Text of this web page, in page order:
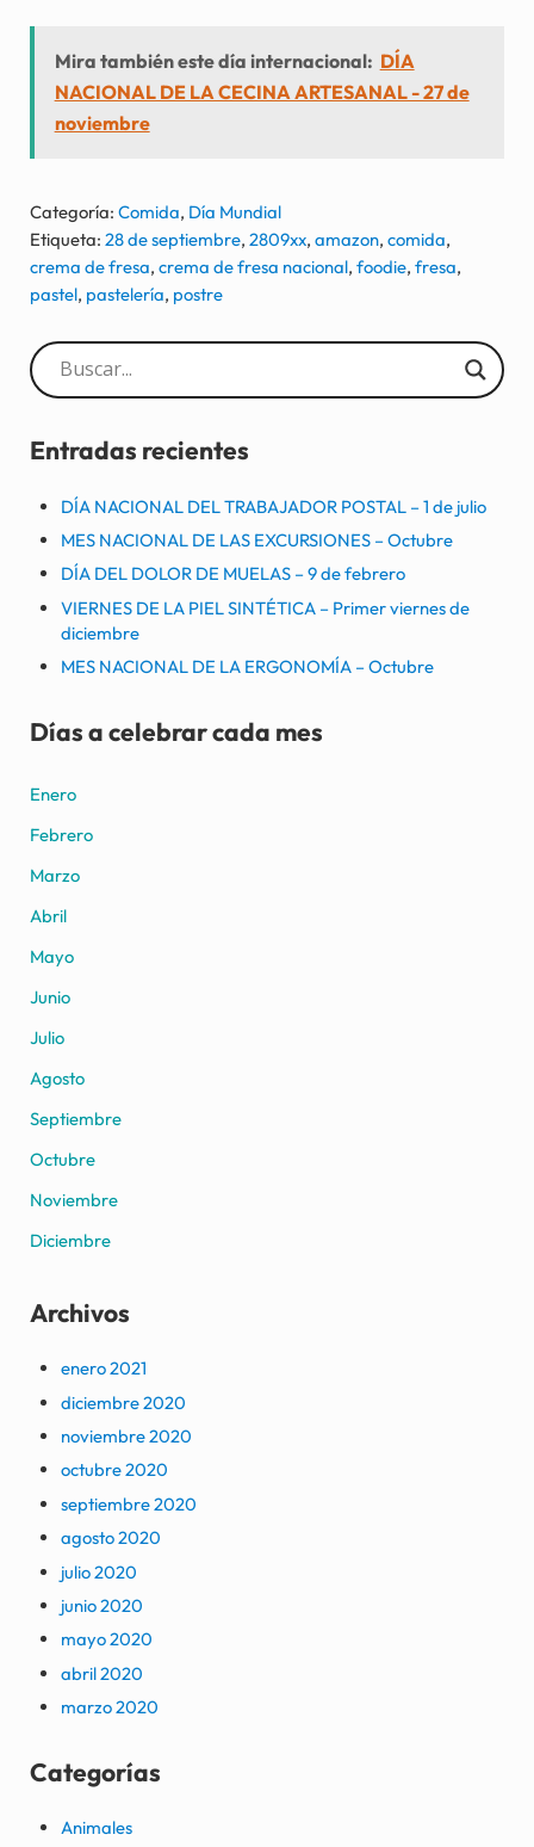
Mira también este día internacional: DÍA
NACIONAL DE LA CECINA ARTESANAL - 27 de
noviembre
Categoría: Comida, Día Mundial
Etiqueta: 28 de septiembre, 2809xx, amazon, comida,
crema de fresa, crema de fresa nacional, foodie, fresa,
pastel, pastelería, postre
Sidebar
Entradas recientes
DÍA NACIONAL DEL TRABAJADOR POSTAL – 1 de julio
MES NACIONAL DE LAS EXCURSIONES – Octubre
DÍA DEL DOLOR DE MUELAS – 9 de febrero
VIERNES DE LA PIEL SINTÉTICA – Primer viernes de
diciembre
MES NACIONAL DE LA ERGONOMÍA – Octubre
Días a celebrar cada mes
Enero
Febrero
Marzo
Abril
Mayo
Junio
Julio
Agosto
Septiembre
Octubre
Noviembre
Diciembre
Archivos
enero 2021
diciembre 2020
noviembre 2020
octubre 2020
septiembre 2020
agosto 2020
julio 2020
junio 2020
mayo 2020
abril 2020
marzo 2020
Categorías
Animales